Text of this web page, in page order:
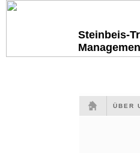
Steinbeis-
ÜBER